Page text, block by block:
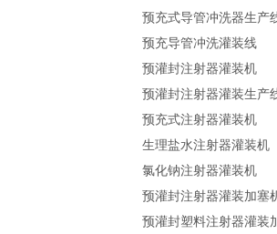
预充式导管冲洗器生产
预充导管冲洗灌装线
预灌封注射器灌装机
预灌封注射器灌装生产
预充式注射器灌装机
生理盐水注射器灌装机
氯化钠注射器灌装机
预灌封注射器灌装加塞
预灌封塑料注射器灌装